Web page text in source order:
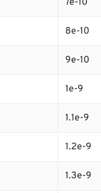
7e-10
8e-10
9e-10
1e-9
1.1e-9
1.2e-9
1.3e-9